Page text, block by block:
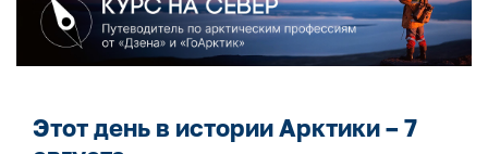
Этот день в истории Арктики – 7